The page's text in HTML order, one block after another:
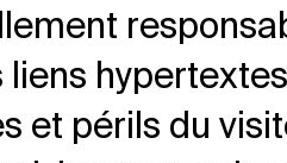
et périls du